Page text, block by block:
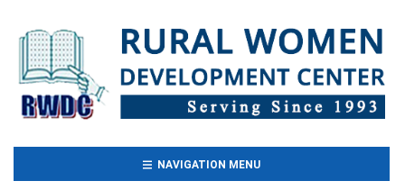
NAVIGATION MENU(CURRENT)